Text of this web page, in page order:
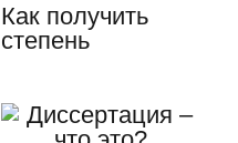
Как получить
степень